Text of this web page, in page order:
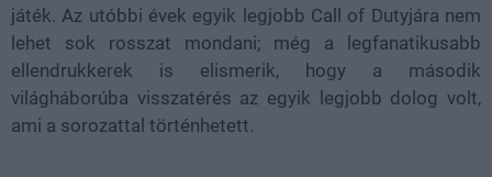
játék. Az utóbbi évek egyik legjobb Call of Dutyjára nem
lehet sok rosszat mondani; még a legfanatikusabb
ellendrukkerek is elismerik, hogy a második
világháborúba visszatérés az egyik legjobb dolog volt,
ami a sorozattal történhetett.